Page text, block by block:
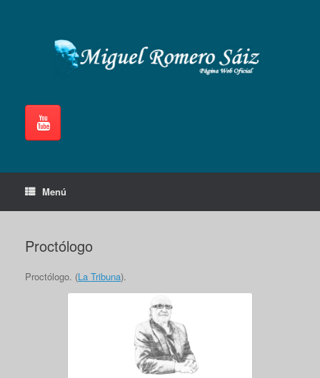
Menú
Proctólogo
Proctólogo. (La Tribuna).